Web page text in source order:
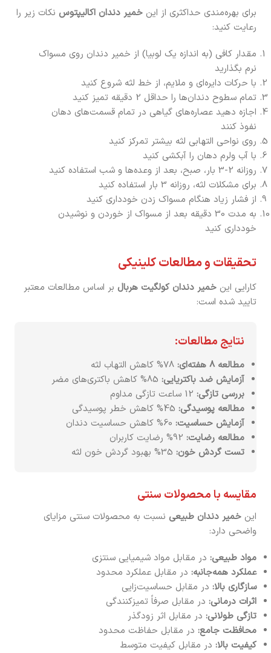
برای بهره‌مندی حداکثری از این خمیر دندان اکالیپتوس نکات زیر را
رعایت کنید:
مقدار کافی (به اندازه یک لوبیا) از خمیر دندان روی مسواک
نرم بگذارید
با حرکات دایره‌ای و ملایم، از خط لثه شروع کنید
تمام سطوح دندان‌ها را حداقل 2 دقیقه تمیز کنید
اجازه دهید عصاره‌های گیاهی در تمام قسمت‌های دهان
نفوذ کنند
روی نواحی التهابی لثه بیشتر تمرکز کنید
با آب ولرم دهان را آبکشی کنید
روزانه 2-3 بار، صبح، بعد از وعده‌ها و شب استفاده کنید
برای مشکلات لثه، روزانه 3 بار استفاده کنید
از فشار زیاد هنگام مسواک زدن خودداری کنید
به مدت 30 دقیقه بعد از مسواک از خوردن و نوشیدن
خودداری کنید
تحقیقات و مطالعات کلینیکی
کارایی این خمیر دندان کولگیت هربال بر اساس مطالعات معتبر
تایید شده است:
نتایج مطالعات:
مطالعه 8 هفته‌ای:
آزمایش ضد باکتریایی:
بررسی تازگی:
مطالعه پوسیدگی:
آزمایش حساسیت:
مطالعه رضایت:
تست گردش خون:
مقایسه با محصولات سنتی
این خمیر دندان طبیعی نسبت به محصولات سنتی مزایای
واضحی دارد:
مواد طبیعی: در مقابل مواد شیمیایی سنتزی
عملکرد همه‌جانبه: در مقابل عملکرد محدود
سازگاری بالا: در مقابل حساسیت‌زایی
اثرات درمانی: در مقابل صرفاً تمیزکنندگی
تازگی طولانی: در مقابل اثر زودگذر
محافظت جامع: در مقابل حفاظت محدود
کیفیت بالا: در مقابل کیفیت متوسط